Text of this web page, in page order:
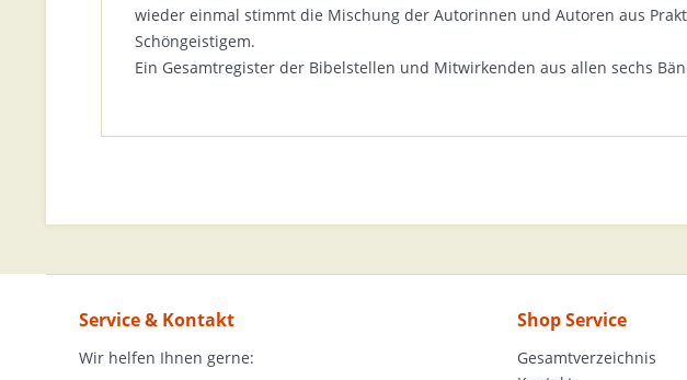
wieder einmal stimmt die Mischung der Autorinnen und Autoren aus
Schöngeistigem.
Ein Gesamtregister der Bibelstellen und Mitwirkenden aus allen sechs
Service & Kontakt
Wir helfen Ihnen gerne:
Shop Service
Gesamtverzeichnis